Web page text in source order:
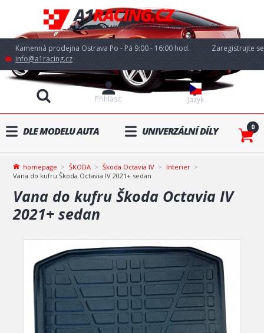
Kamenná prodejna Ostrava Po - Pá 9:00 - 16:00 hod.
info@a1racing.cz
Jazyk
Přihlásit
Zaregistrujte se
DLE MODELU AUTA UNIVERZÁLNÍ DÍLY 0
homepage ŠKODA Škoda Octavia IV
Interier
Vana do kufru Škoda Octavia IV 2021+ sedan
Vana do kufru Škoda Octavia IV
2021+ sedan